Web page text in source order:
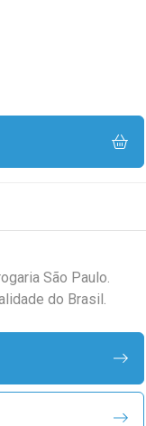
São Paulo.
do Brasil.